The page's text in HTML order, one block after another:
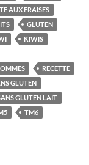
AUX FRAISES
GLUTEN
KIWIS
RECETTE
GLUTEN
GLUTEN LAIT
TM6